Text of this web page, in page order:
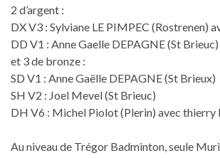
2 d’argent :
DX V3 : Sylviane LE PIMPEC (Rostrenen)
DD V1 : Anne Gaelle DEPAGNE (St
et 3 de bronze :
SD V1 : Anne Gaëlle DEPAGNE (St Brieux)
SH V2 : Joel Mevel (St Brieuc)
DH V6 : Michel Piolot (Plerin) avec thierry
Au niveau de Trégor Badminton, seule